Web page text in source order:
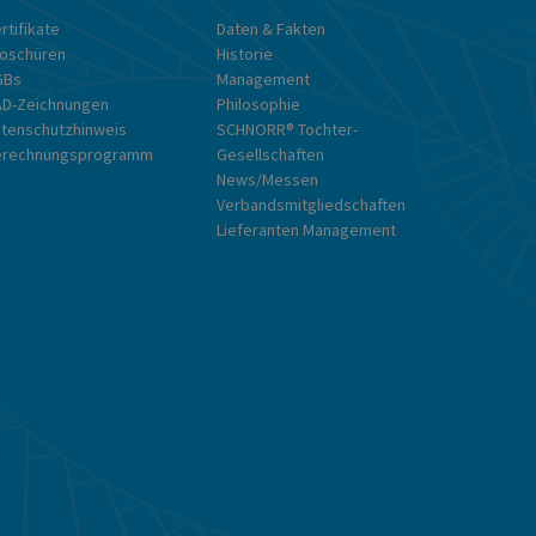
Zeichnungen
Daten & Fakten
Historie
Management
Philosophie
SCHNORR® Tochter-
Gesellschaften
News/Messen
Verbandsmitgliedschaften
Lieferanten Management